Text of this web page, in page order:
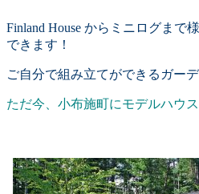
Finland House からミニログまで
できます！
ご自分で組み立てができるガー
ただ今、小布施町にモデルハウス